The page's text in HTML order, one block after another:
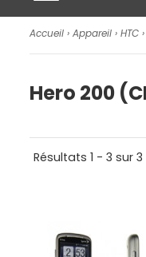
Accueil ›Appareil ›HTC
Hero 200
Résultats 1 - 3 sur 3